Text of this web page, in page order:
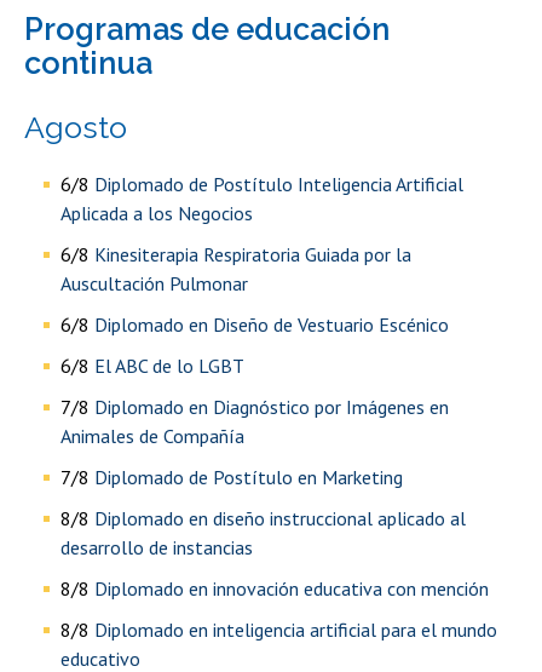
programas de educación
continua
agosto
6/8 Diplomado de Postítulo Inteligencia Artificial
Aplicada a los Negocios
6/8 Kinesiterapia Respiratoria Guiada por la
Auscultación Pulmonar
6/8 Diplomado en Diseño de Vestuario Escénico
6/8 El ABC de lo LGBT
7/8 Diplomado en Diagnóstico por Imágenes en
Animales de Compañía
7/8 Diplomado de Postítulo en Marketing
8/8 Diplomado en diseño instruccional aplicado al
desarrollo de instancias
8/8 Diplomado en innovación educativa con mención
8/8 Diplomado en inteligencia artificial para el mundo
educativo